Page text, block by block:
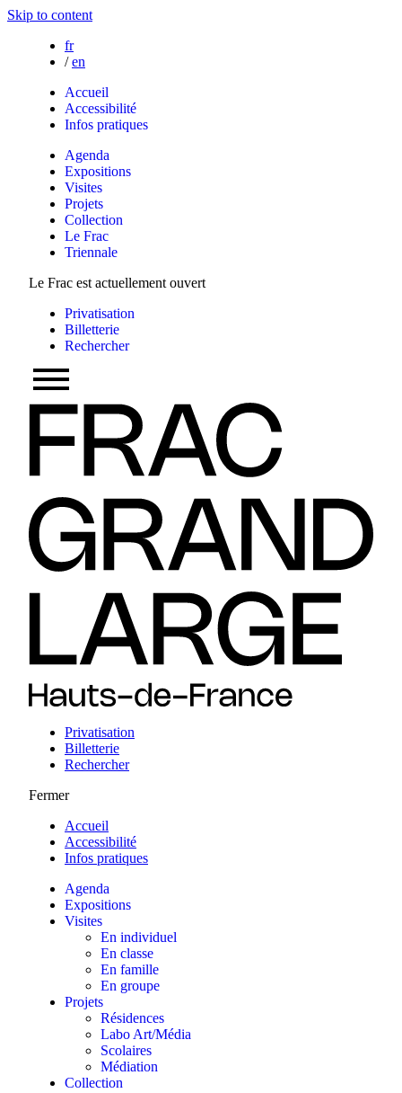
Skip to content
fr
/ en
Accueil
Accessibilité
Infos pratiques
Agenda
Expositions
Visites
Projets
Collection
Le Frac
Triennale
Le Frac est actuellement ouvert
Privatisation
Billetterie
Rechercher
Privatisation
Billetterie
Rechercher
Fermer
Accueil
Accessibilité
Infos pratiques
Agenda
Expositions
Visites
En individuel
En classe
En famille
En groupe
Projets
Résidences
Labo Art/Média
Scolaires
Médiation
Collection